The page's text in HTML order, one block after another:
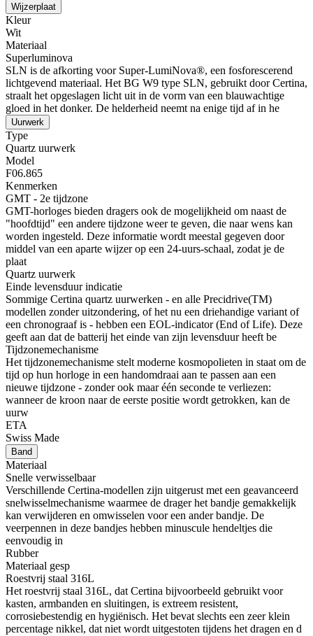
Wijzerplaat
Kleur
Wit
Materiaal
Superluminova
SLN is de afkorting voor Super-LumiNova®, een fosforescerend
lichtgevend materiaal. Het BG W9 type SLN, gebruikt door Certina,
straalt het opgeslagen licht uit in de vorm van een blauwachtige
gloed in het donker. De helderheid neemt na enige tijd af in he
Uurwerk
Type
Quartz uurwerk
Model
F06.865
Kenmerken
GMT - 2e tijdzone
GMT-horloges bieden dragers ook de mogelijkheid om naast de
"hoofdtijd" een andere tijdzone weer te geven, die naar wens kan
worden ingesteld. Deze informatie wordt meestal gegeven door
middel van een aparte wijzer op een 24-uurs-schaal, zodat je de
plaat
Quartz uurwerk
Einde levensduur indicatie
Sommige Certina quartz uurwerken - en alle Precidrive(TM)
modellen zonder uitzondering, of het nu een driehandige variant of
een chronograaf is - hebben een EOL-indicator (End of Life). Deze
geeft aan dat de batterij het einde van zijn levensduur heeft be
Tijdzonemechanisme
Het tijdzonemechanisme stelt moderne kosmopolieten in staat om de
tijd op hun horloge in een handomdraai aan te passen aan een
nieuwe tijdzone - zonder ook maar één seconde te verliezen:
wanneer de kroon naar de eerste positie wordt getrokken, kan de
uurw
ETA
Swiss Made
Band
Materiaal
Snelle verwisselbaar
Verschillende Certina-modellen zijn uitgerust met een geavanceerd
snelwisselmechanisme waarmee de drager het bandje gemakkelijk
kan verwijderen en omwisselen voor een ander bandje. De
veerpennen in deze bandjes hebben minuscule hendeltjes die
eenvoudig in
Rubber
Materiaal gesp
Roestvrij staal 316L
Het roestvrij staal 316L, dat Certina bijvoorbeeld gebruikt voor
kasten, armbanden en sluitingen, is extreem resistent,
corrosiebestendig en hygiënisch. Het bevat slechts een zeer klein
percentage nikkel, dat niet wordt uitgestoten tijdens het dragen en d